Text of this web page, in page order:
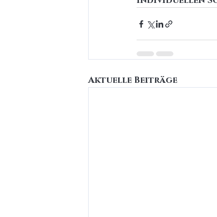
Aktuelle Beiträge